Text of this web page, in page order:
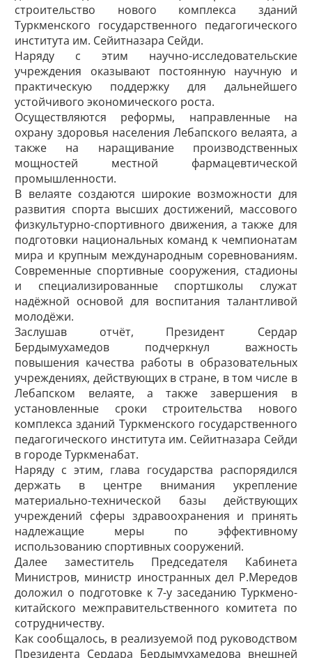
строительство нового комплекса зданий
Туркменского государственного педагогического
института им. Сейитназара Сейди.
Наряду с этим научно-исследовательские
учреждения оказывают постоянную научную и
практическую поддержку для дальнейшего
устойчивого экономического роста.
Осуществляются реформы, направленные на
охрану здоровья населения Лебапского велаята, а
также на наращивание производственных
мощностей местной фармацевтической
промышленности.
В велаяте создаются широкие возможности для
развития спорта высших достижений, массового
физкультурно-спортивного движения, а также для
подготовки национальных команд к чемпионатам
мира и крупным международным соревнованиям.
Современные спортивные сооружения, стадионы
и специализированные спортшколы служат
надёжной основой для воспитания талантливой
молодёжи.
Заслушав отчёт, Президент Сердар
Бердымухамедов подчеркнул важность
повышения качества работы в образовательных
учреждениях, действующих в стране, в том числе в
Лебапском велаяте, а также завершения в
установленные сроки строительства нового
комплекса зданий Туркменского государственного
педагогического института им. Сейитназара Сейди
в городе Туркменабат.
Наряду с этим, глава государства распорядился
держать в центре внимания укрепление
материально-технической базы действующих
учреждений сферы здравоохранения и принять
надлежащие меры по эффективному
использованию спортивных сооружений.
Далее заместитель Председателя Кабинета
Министров, министр иностранных дел Р.Мередов
доложил о подготовке к 7-у заседанию Туркмено-
китайского межправительственного комитета по
сотрудничеству.
Как сообщалось, в реализуемой под руководством
Президента Сердара Бердымухамедова внешней